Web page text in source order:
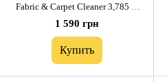
Fabric & Carpet Cleaner 3,785 л.
для моющих пылесосов
1 590 грн
Купить